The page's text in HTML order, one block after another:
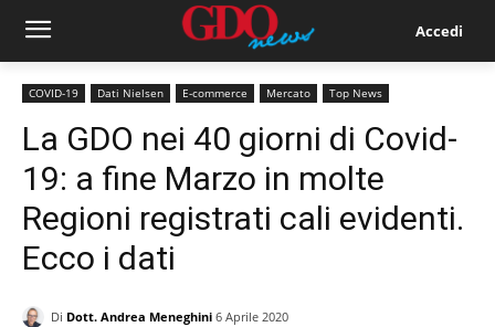
Accedi
COVID-19 Dati Nielsen E-commerce Mercato Top News
La GDO nei 40 giorni di Covid-
19: a fine Marzo in molte
Regioni registrati cali evidenti.
Ecco i dati
Di Dott. Andrea Meneghini 6 Aprile 2020